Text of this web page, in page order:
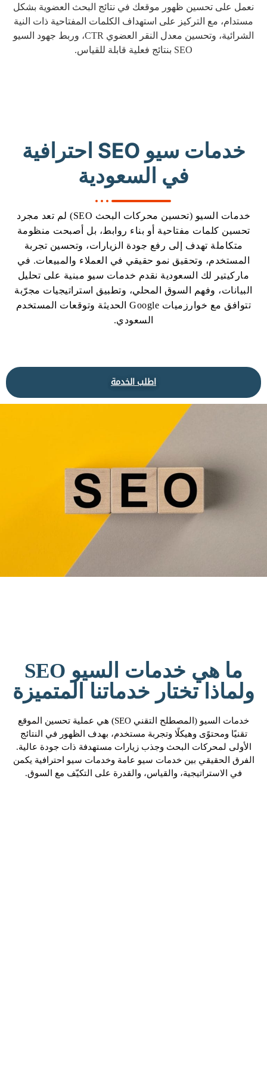
نعمل على تحسين ظهور موقعك في نتائج البحث العضوية بشكل
مستدام، مع التركيز على استهداف الكلمات المفتاحية ذات النية
الشرائية، وتحسين معدل النقر العضوي CTR، وربط جهود السيو
SEO بنتائج فعلية قابلة للقياس.
خدمات سيو SEO احترافية
في السعودية
خدمات السيو (تحسين محركات البحث SEO) لم تعد مجرد
تحسين كلمات مفتاحية أو بناء روابط، بل أصبحت منظومة
متكاملة تهدف إلى رفع جودة الزيارات، وتحسين تجربة
المستخدم، وتحقيق نمو حقيقي في العملاء والمبيعات. في
ماركيتير لك السعودية نقدم خدمات سيو مبنية على تحليل
البيانات، وفهم السوق المحلي، وتطبيق استراتيجيات مجرّبة
تتوافق مع خوارزميات Google الحديثة وتوقعات المستخدم
السعودي.
اطلب الخدمة
ما هي خدمات السيو SEO
ولماذا تختار خدماتنا المتميزة
خدمات السيو (المصطلح التقني SEO) هي عملية تحسين الموقع
تقنيًا ومحتوًى وهيكلًا وتجربة مستخدم، بهدف الظهور في النتائج
الأولى لمحركات البحث وجذب زيارات مستهدفة ذات جودة عالية.
الفرق الحقيقي بين خدمات سيو عامة وخدمات سيو احترافية يكمن
في الاستراتيجية، والقياس، والقدرة على التكيّف مع السوق.